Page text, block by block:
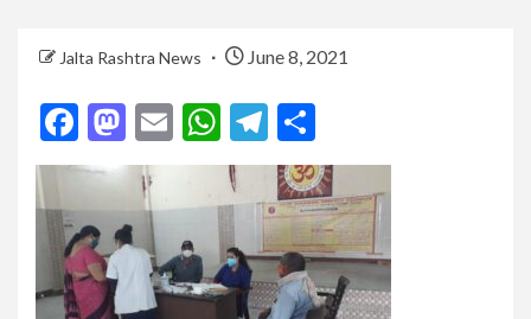
Jalta Rashtra News June 8, 2021
Facebook
Mastodon
EmailWhatsApp
Telegram